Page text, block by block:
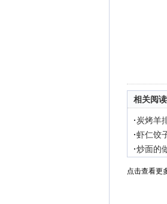
相关阅
·炭烤羊
·虾仁饺
·炒面的
点击查看更